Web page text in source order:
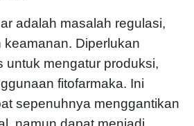
adalah masalah regulasi,
Diperlukan
untuk mengatur produksi,
fitofarmaka. Ini
sepenuhnya menggantikan